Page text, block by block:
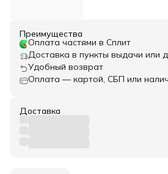
Преимущества
Оплата частями в Сплит
Доставка в пункты выдачи или
Удобный возврат
Оплата — картой, СБП или
Доставка